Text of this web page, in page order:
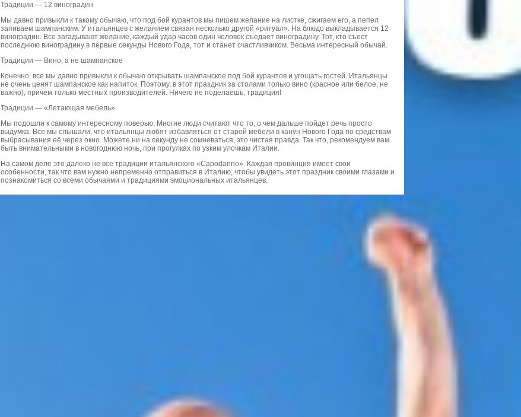
Традиции — 12 виноградин
Мы давно привыкли к такому обычаю, что под бой курантов мы пишем желание на листке, сжигаем его, а пепел
запиваем шампанским. У итальянцев с желанием связан несколько другой «ритуал». На блюдо выкладывается 12
виноградин. Все загадывают желание, каждый удар часов один человек съедает виноградину. Тот, кто съест
последнюю виноградину в первые секунды Нового Года, тот и станет счастливчиком. Весьма интересный обычай.
Традиции — Вино, а не шампанское
Конечно, все мы давно привыкли к обычаю открывать шампанское под бой курантов и угощать гостей. Итальянцы
не очень ценят шампанское как напиток. Поэтому, в этот праздник за столами только вино (красное или белое, не
важно), причем только местных производителей. Ничего не поделаешь, традиция!
Традиции — «Летающая мебель»
Мы подошли к самому интересному поверью. Многие люди считают что то, о чем дальше пойдет речь просто
выдумка. Все мы слышали, что итальянцы любят избавляться от старой мебели в канун Нового Года по средствам
выбрасывания её через окно. Можете ни на секунду не сомневаться, это чистая правда. Так что, рекомендуем вам
быть внимательными в новогоднюю ночь, при прогулках по узким улочкам Италии.
На самом деле это далеко не все традиции итальянского «Capodanno». Каждая провинция имеет свои
особенности, так что вам нужно непременно отправиться в Италию, чтобы увидеть этот праздник своими глазами и
познакомиться со всеми обычаями и традициями эмоциональных итальянцев.